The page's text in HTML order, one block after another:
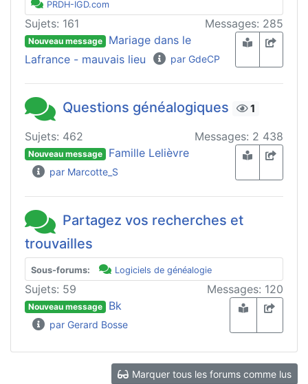
PRDH-IGD.com
Sujets: 161 Messages: 285
Nouveau message
Mariage dans le
Lafrance - mauvais lieu
par GdeCP
Questions généalogiques 1
Sujets: 462 Messages: 2 438
Nouveau message Famille Lelièvre
par Marcotte_S
Partagez vos recherches et
trouvailles
Sous-forums: Logiciels de généalogie
Sujets: 59 Messages: 120
Nouveau message Bk
par Gerard Bosse
Marquer tous les forums comme lus